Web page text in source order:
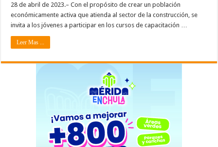
28 de abril de 2023.– Con el propósito de crear un población
económicamente activa que atienda al sector de la construcción, se
invita a los jóvenes a participar en los cursos de capacitación …
Leer Mas ...